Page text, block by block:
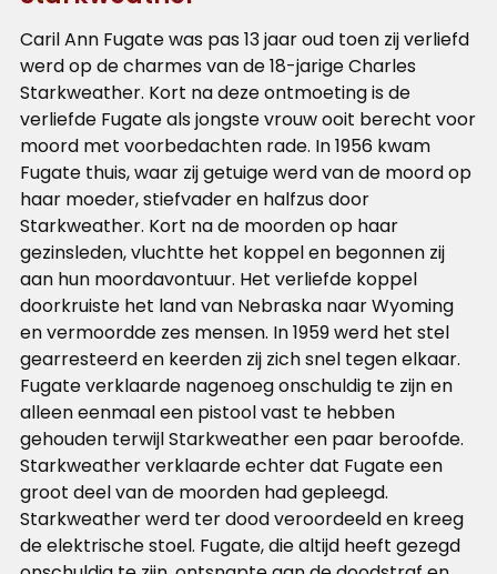
Caril Ann Fugate was pas 13 jaar oud toen zij verliefd
werd op de charmes van de 18-jarige Charles
Starkweather. Kort na deze ontmoeting is de
verliefde Fugate als jongste vrouw ooit berecht voor
moord met voorbedachten rade. In 1956 kwam
Fugate thuis, waar zij getuige werd van de moord op
haar moeder, stiefvader en halfzus door
Starkweather. Kort na de moorden op haar
gezinsleden, vluchtte het koppel en begonnen zij
aan hun moordavontuur. Het verliefde koppel
doorkruiste het land van Nebraska naar Wyoming
en vermoordde zes mensen. In 1959 werd het stel
gearresteerd en keerden zij zich snel tegen elkaar.
Fugate verklaarde nagenoeg onschuldig te zijn en
alleen eenmaal een pistool vast te hebben
gehouden terwijl Starkweather een paar beroofde.
Starkweather verklaarde echter dat Fugate een
groot deel van de moorden had gepleegd.
Starkweather werd ter dood veroordeeld en kreeg
de elektrische stoel. Fugate, die altijd heeft gezegd